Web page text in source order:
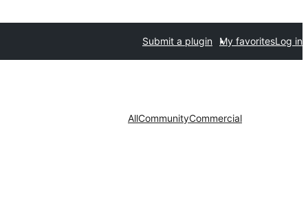
Submit a plugin My favoritesLog in
AllCommunityCommercial